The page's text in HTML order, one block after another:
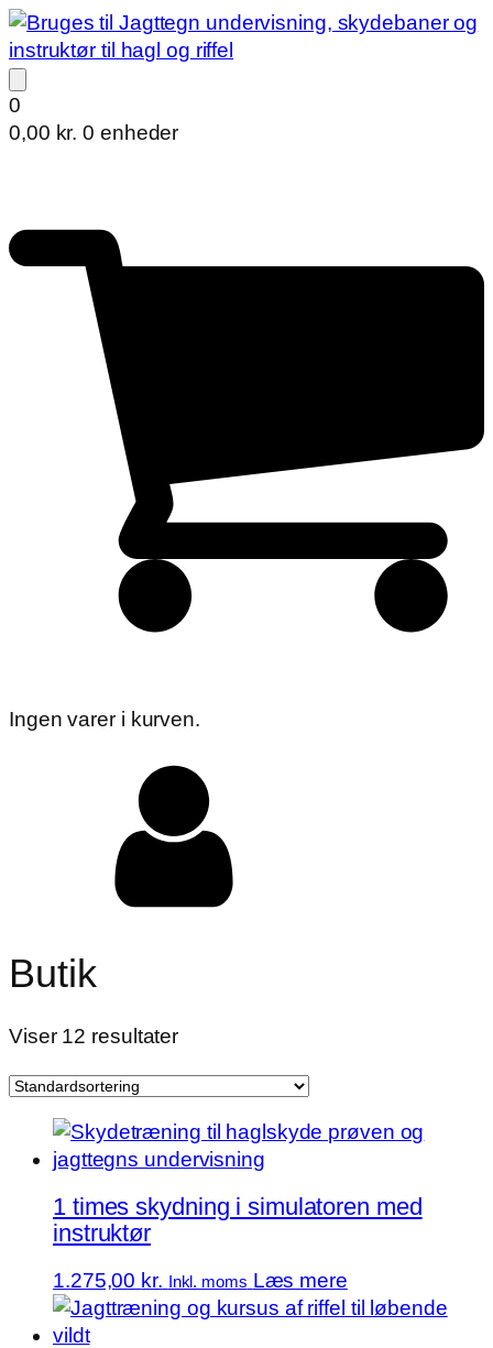
0
0,00 kr. 0 enheder
Ingen varer i kurven.
Butik
Viser 12 resultater
1 times skydning i simulatoren med
instruktør
1.275,00 kr. Inkl. moms Læs mere